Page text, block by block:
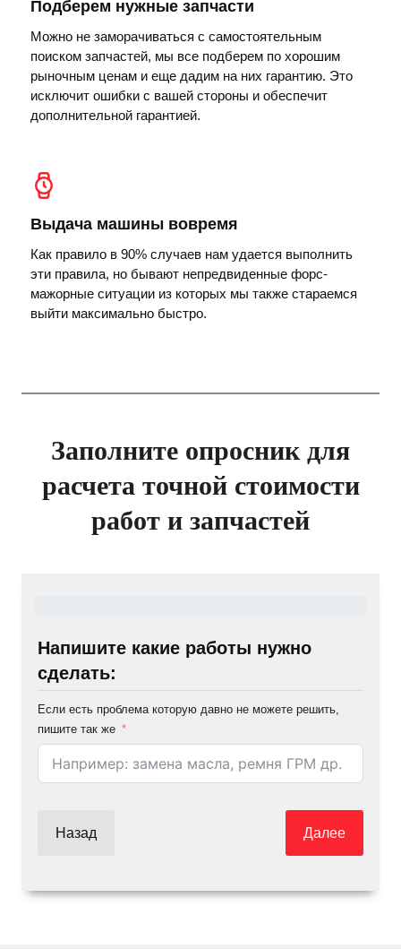
Подберем нужные запчасти
Можно не заморачиваться с самостоятельным
поиском запчастей, мы все подберем по хорошим
рыночным ценам и еще дадим на них гарантию. Это
исключит ошибки с вашей стороны и обеспечит
дополнительной гарантией.
Выдача машины вовремя
Как правило в 90% случаев нам удается выполнить
эти правила, но бывают непредвиденные форс-
мажорные ситуации из которых мы также стараемся
выйти максимально быстро.
Заполните опросник для
расчета точной стоимости
работ и запчастей
Напишите какие работы нужно
сделать:
Если есть проблема которую давно не можете решить,
пишите так же
Назад Далее